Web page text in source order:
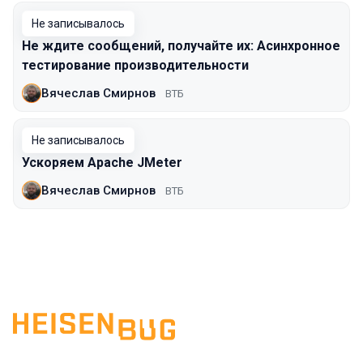
Не записывалось
Не ждите сообщений, получайте их: Асинхронное
тестирование производительности
Вячеслав Смирнов ВТБ
Не записывалось
Ускоряем Apache JMeter
Вячеслав Смирнов ВТБ